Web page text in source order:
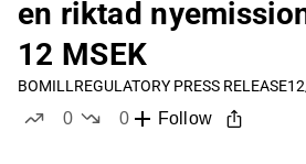
en riktad
12 MSEK
BOMILL REGULATORY PRESS RELEASE
0
0
Follow